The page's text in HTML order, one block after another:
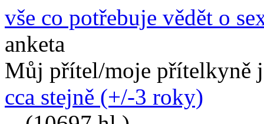
vše co potřebuje vědět o
anketa
Můj přítel/moje přítelkyně
cca stejně (+/-3 roky)